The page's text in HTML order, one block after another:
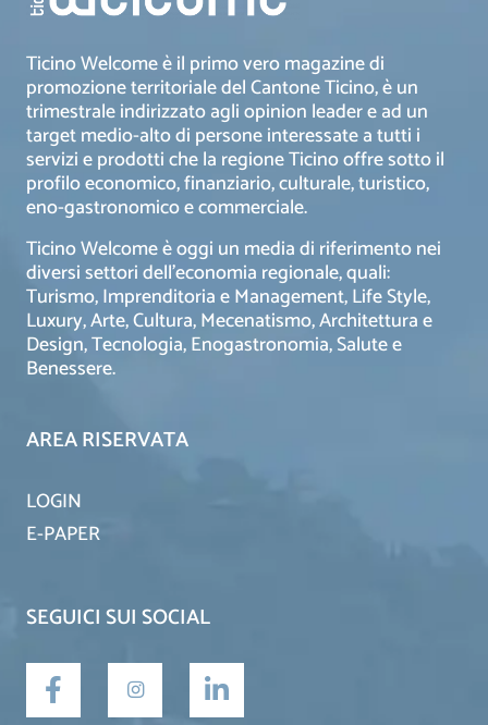
Ticino Welcome è il primo vero magazine di
promozione territoriale del Cantone Ticino, è un
trimestrale indirizzato agli opinion leader e ad un
target medio-alto di persone interessate a tutti i
servizi e prodotti che la regione Ticino offre sotto il
profilo economico, finanziario, culturale, turistico,
eno-gastronomico e commerciale.
Ticino Welcome è oggi un media di riferimento nei
diversi settori dell’economia regionale, quali:
Turismo, Imprenditoria e Management, Life Style,
Luxury, Arte, Cultura, Mecenatismo, Architettura e
Design, Tecnologia, Enogastronomia, Salute e
Benessere.
AREA RISERVATA
LOGIN
E-PAPER
SEGUICI SUI SOCIAL